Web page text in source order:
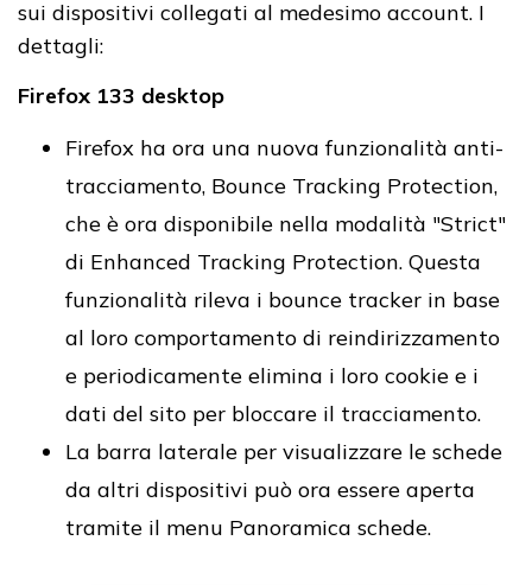
sui dispositivi collegati al medesimo account. I
dettagli:
Firefox 133 desktop
Firefox ha ora una nuova funzionalità anti-
tracciamento, Bounce Tracking Protection,
che è ora disponibile nella modalità "Strict"
di Enhanced Tracking Protection. Questa
funzionalità rileva i bounce tracker in base
al loro comportamento di reindirizzamento
e periodicamente elimina i loro cookie e i
dati del sito per bloccare il tracciamento.
La barra laterale per visualizzare le schede
da altri dispositivi può ora essere aperta
tramite il menu Panoramica schede.